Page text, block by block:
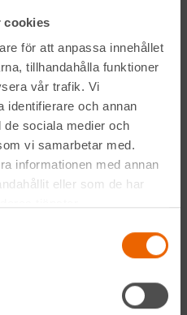
cookies
för att anpassa innehållet
tillhandahålla funktioner
vår trafik. Vi
identifierare och annan
de sociala medier och
vi samarbetar med.
informationen med annan
eller som de har
godkänner jag